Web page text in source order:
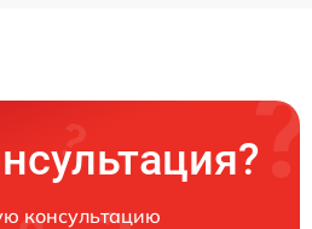
консультацию